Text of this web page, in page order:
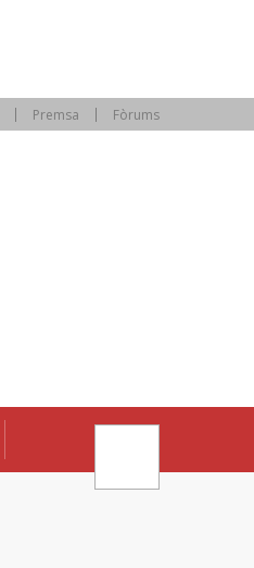
Premsa Fòrums